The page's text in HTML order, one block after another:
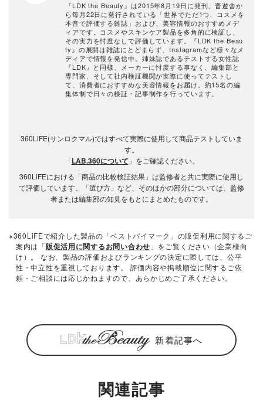
『LDK the Beauty』は2015年8月19日に発刊、晋遊舎か
ら毎月22日に発行されている「世界でただ1つ、コスメを
本音で評価する雑誌」および、美容情報のおすすめメデ
ィアです。コスメやスキンケア製品を多角的に検証し、
その実力を忖度なしで評価しています。『LDK the Beau
ty』の展開は雑誌にとどまらず、Instagramなど様々なメ
ディアで情報を発信中。姉妹誌であるテストする女性誌
『LDK』と同様、メーカーに忖度する事なく、編集部と
専門家、そして社内検証機関が実際に使ってテストし
て、消費者におすすめな美容情報をお届け。約15名の編
集体制で日々の検証・記事制作を行っています。
360LiFE(サンロクマル)ではすべて実際に使用して商品テストしていま
す。
「LAB.360について 」をご確認ください。
360LiFEにおける「商品の比較検証結果」は監修者と共に実際に使用し
て評価しています。「選び方」など、そのほかの部分については、監修
者または編集部の知見をもとにまとめたものです。
※360LiFEで紹介した製品の「ベストバイマーク」の販促利用に関するご
案内は「販促活用に関するお問い合わせ 」をご覧ください（企業様向
け）。 なお、製品の評価およびランキングの決定に際しては、公平
性・中立性を重視しております。 評価内容や掲載順位に関するご依
頼・ご相談には応じかねますので、あらかじめご了承ください。
新着記事へ
関連記事